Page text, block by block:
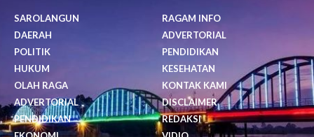
SAROLANGUN
DAERAH
POLITIK
HUKUM
OLAH RAGA
ADVERTORIAL
PENDIDIKAN
RAGAM INFO
ADVERTORIAL
PENDIDIKAN
KESEHATAN
KONTAK KAMI
DISCLAIMER
REDAKSI